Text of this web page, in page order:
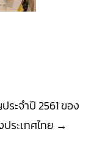
ะจำปี 2561 ของ
ระเทศไทย →